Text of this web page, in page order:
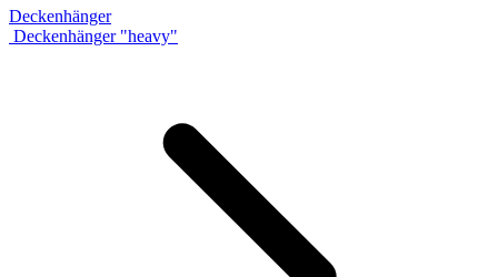
Deckenhänger
Deckenhänger "heavy"